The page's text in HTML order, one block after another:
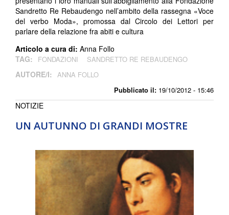
Pubblicato il: 19/10/2012 - 15:46
Sandretto Re Rebaudengo nell’ambito della rassegna «Voce
del verbo Moda», promossa dal Circolo dei Lettori per
parlare della relazione fra abiti e cultura
Articolo a cura di: Anna Follo
TAG:
FONDAZIONI SANDRETTO RE REBAUDENGO
AUTORE/I: ANNA FOLLO
UN AUTUNNO DI GRANDI MOSTRE
NOTIZIE